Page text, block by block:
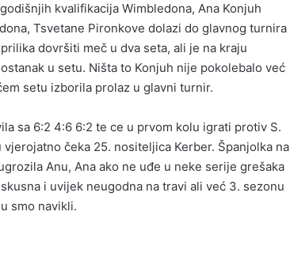
kvalifikacija Wimbledona, Ana Konjuh
Tsvetane Pironkove dolazi do glavnog turnira
dovršiti meč u dva seta, ali je na kraju
u setu. Ništa to Konjuh nije pokolebalo već
setu izborila prolaz u glavni turnir.
sa 6:2 4:6 6:2 te ce u prvom kolu igrati protiv S.
čeka 25. nositeljica Kerber. Španjolka na
Anu, Ana ako ne uđe u neke serije grešaka
i uvijek neugodna na travi ali već 3. sezonu
smo navikli.